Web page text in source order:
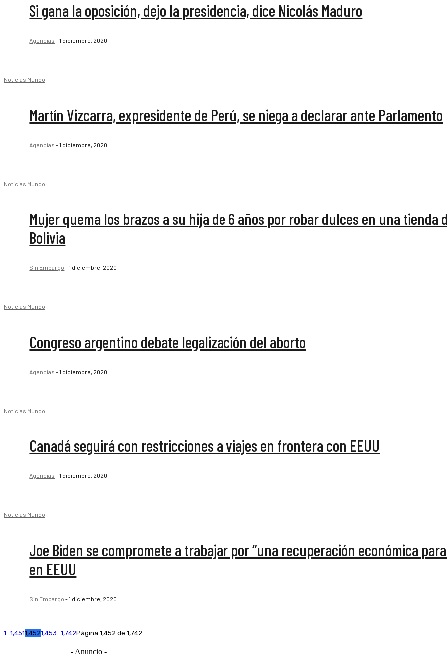
Si gana la oposición, dejo la presidencia, dice Nicolás Maduro
Agencias -1 diciembre, 2020
Noticias Mundo
Martín Vizcarra, expresidente de Perú, se niega a declarar ante Parlamento
Agencias -1 diciembre, 2020
Noticias Mundo
Mujer quema los brazos a su hija de 6 años por robar dulces en una tienda
Bolivia
Sin Embargo -1 diciembre, 2020
Noticias Mundo
Congreso argentino debate legalización del aborto
Agencias -1 diciembre, 2020
Noticias Mundo
Canadá seguirá con restricciones a viajes en frontera con EEUU
Agencias -1 diciembre, 2020
Noticias Mundo
Joe Biden se compromete a trabajar por “una recuperación económica
en EEUU
Sin Embargo -1 diciembre, 2020
1 1,4511,4521,453 1,742Página 1,452 de 1,742
- Anuncio -